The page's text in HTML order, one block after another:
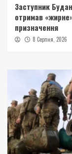
Заступник
отримав
призначення
8 Серпня, 2026